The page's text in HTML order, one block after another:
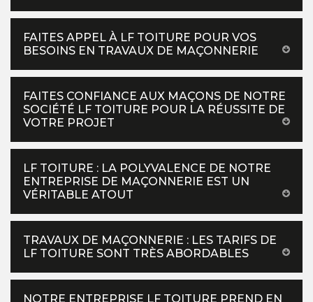
FAITES APPEL À LF TOITURE POUR VOS
BESOINS EN TRAVAUX DE MAÇONNERIE
FAITES CONFIANCE AUX MAÇONS DE NOTRE
SOCIÉTÉ LF TOITURE POUR LA RÉUSSITE DE
VOTRE PROJET
LF TOITURE : LA POLYVALENCE DE NOTRE
ENTREPRISE DE MAÇONNERIE EST UN
VÉRITABLE ATOUT
TRAVAUX DE MAÇONNERIE : LES TARIFS DE
LF TOITURE SONT TRÈS ABORDABLES
NOTRE ENTREPRISE LF TOITURE PREND EN